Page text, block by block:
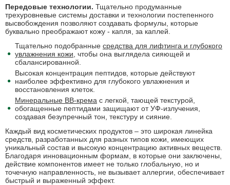
Передовые технологии. Тщательно продуманные
трехуровневые системы доставки и технологии постепенного
высвобождения позволяют создавать формулы, которые
буквально преображают кожу - капля, за каплей.
Тщательно подобранные средства для лифтинга и глубокого
увлажнения кожи , чтобы она выглядела сияющей и
сбалансированной.
Высокая концентрация пептидов, которые действуют
наиболее эффективно для глубокого увлажнения и
восстановления клеток.
Минеральные BB-крема с легкой, тающей текстурой,
обогащенные пептидами защищают от УФ-излучения,
создавая безупречный тон, текстуру и сияние.
Каждый вид косметических продуктов – это широкая линейка
средств, разработанных для разных типов кожи, имеющих
уникальный состав и высокую концентрацию активных веществ.
Благодаря инновационным формам, в которые они заключены,
действие компонентов имеет не только глобальную, но и
точечную направленность, не вызывает аллергии, обеспечивает
быстрый и выраженный эффект.